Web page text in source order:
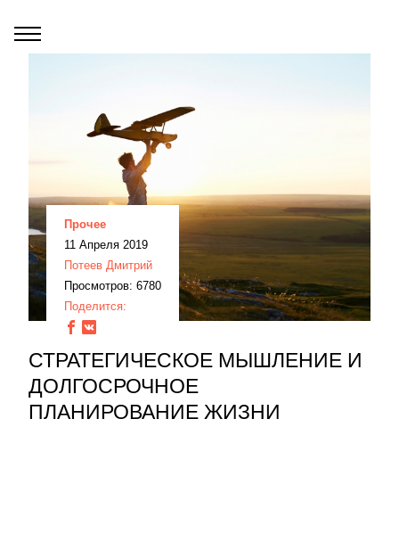
Прочее
11 Апреля 2019
Потеев Дмитрий
Просмотров: 6780
Поделится:
СТРАТЕГИЧЕСКОЕ МЫШЛЕНИЕ И
ДОЛГОСРОЧНОЕ
ПЛАНИРОВАНИЕ ЖИЗНИ